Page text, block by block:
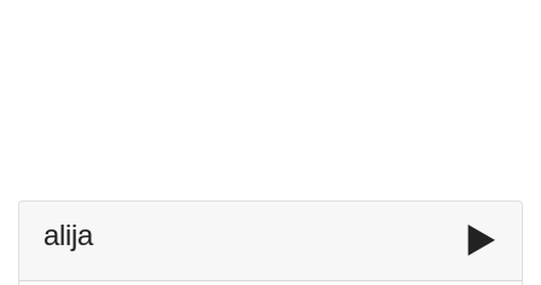
alija ▶️